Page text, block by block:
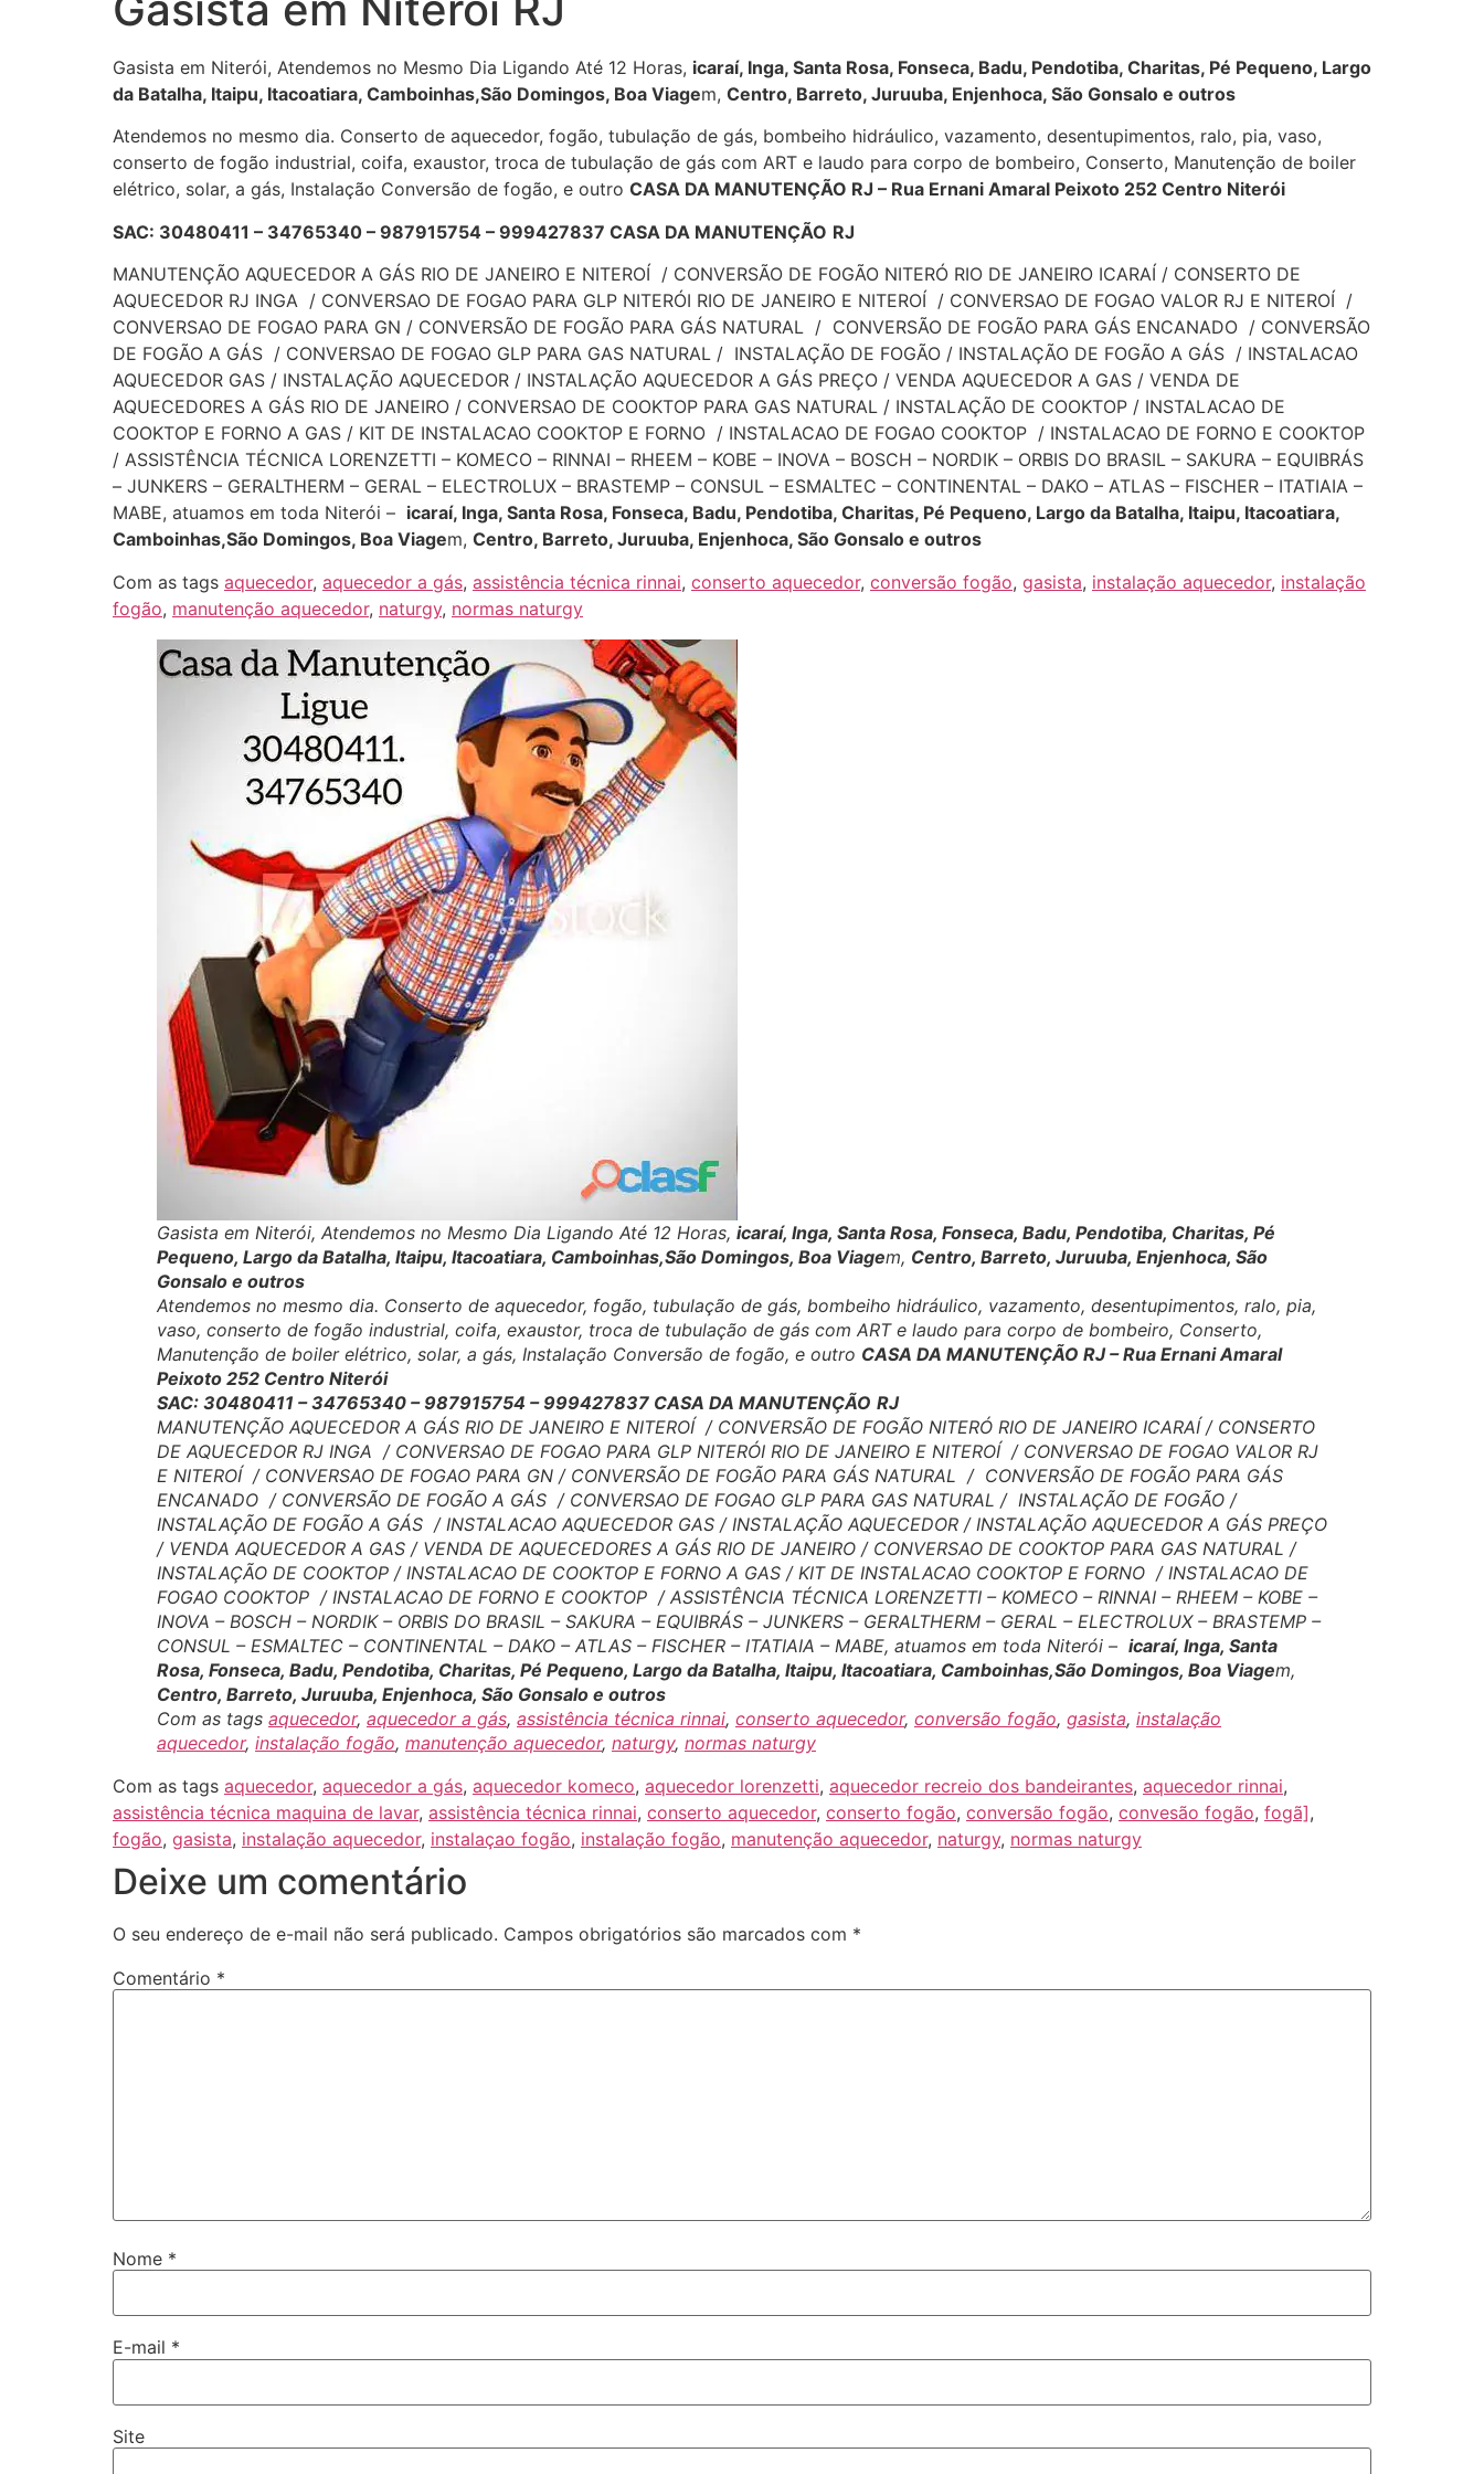
Gasista em Niterói, Atendemos no Mesmo Dia Ligando Até 12 Horas, icaraí, Inga, Santa Rosa, Fonseca, Badu, Pendotiba, Charitas, Pé Pequeno, Largo
da Batalha, Itaipu, Itacoatiara, Camboinhas,São Domingos, Boa Viagem, Centro, Barreto, Juruuba, Enjenhoca, São Gonsalo e outros
Atendemos no mesmo dia. Conserto de aquecedor, fogão, tubulação de gás, bombeiho hidráulico, vazamento, desentupimentos, ralo, pia, vaso,
conserto de fogão industrial, coifa, exaustor, troca de tubulação de gás com ART e laudo para corpo de bombeiro, Conserto, Manutenção de boiler
elétrico, solar, a gás, Instalação Conversão de fogão, e outro CASA DA MANUTENÇÃO RJ – Rua Ernani Amaral Peixoto 252 Centro Niterói
SAC: 30480411 – 34765340 – 987915754 – 999427837 CASA DA MANUTENÇÃO RJ
MANUTENÇÃO AQUECEDOR A GÁS RIO DE JANEIRO E NITEROÍ / CONVERSÃO DE FOGÃO NITERÓ RIO DE JANEIRO ICARAÍ / CONSERTO DE
AQUECEDOR RJ INGA / CONVERSAO DE FOGAO PARA GLP NITERÓI RIO DE JANEIRO E NITEROÍ / CONVERSAO DE FOGAO VALOR RJ E NITEROÍ /
CONVERSAO DE FOGAO PARA GN / CONVERSÃO DE FOGÃO PARA GÁS NATURAL / CONVERSÃO DE FOGÃO PARA GÁS ENCANADO / CONVERSÃO
DE FOGÃO A GÁS / CONVERSAO DE FOGAO GLP PARA GAS NATURAL / INSTALAÇÃO DE FOGÃO / INSTALAÇÃO DE FOGÃO A GÁS / INSTALACAO
AQUECEDOR GAS / INSTALAÇÃO AQUECEDOR / INSTALAÇÃO AQUECEDOR A GÁS PREÇO / VENDA AQUECEDOR A GAS / VENDA DE
AQUECEDORES A GÁS RIO DE JANEIRO / CONVERSAO DE COOKTOP PARA GAS NATURAL / INSTALAÇÃO DE COOKTOP / INSTALACAO DE
COOKTOP E FORNO A GAS / KIT DE INSTALACAO COOKTOP E FORNO / INSTALACAO DE FOGAO COOKTOP / INSTALACAO DE FORNO E COOKTOP
/ ASSISTÊNCIA TÉCNICA LORENZETTI – KOMECO – RINNAI – RHEEM – KOBE – INOVA – BOSCH – NORDIK – ORBIS DO BRASIL – SAKURA – EQUIBRÁS
– JUNKERS – GERALTHERM – GERAL – ELECTROLUX – BRASTEMP – CONSUL – ESMALTEC – CONTINENTAL – DAKO – ATLAS – FISCHER – ITATIAIA –
MABE, atuamos em toda Niterói – icaraí, Inga, Santa Rosa, Fonseca, Badu, Pendotiba, Charitas, Pé Pequeno, Largo da Batalha, Itaipu, Itacoatiara,
Camboinhas,São Domingos, Boa Viagem, Centro, Barreto, Juruuba, Enjenhoca, São Gonsalo e outros
Com as tags aquecedor, aquecedor a gás, assistência técnica rinnai, conserto aquecedor, conversão fogão, gasista, instalação aquecedor, instalação
fogão, manutenção aquecedor, naturgy, normas naturgy
Gasista em Niterói, Atendemos no Mesmo Dia Ligando Até 12 Horas, icaraí, Inga, Santa Rosa, Fonseca, Badu, Pendotiba, Charitas, Pé
Pequeno, Largo da Batalha, Itaipu, Itacoatiara, Camboinhas,São Domingos, Boa Viagem, Centro, Barreto, Juruuba, Enjenhoca, São
Gonsalo e outros
Atendemos no mesmo dia. Conserto de aquecedor, fogão, tubulação de gás, bombeiho hidráulico, vazamento, desentupimentos, ralo, pia,
vaso, conserto de fogão industrial, coifa, exaustor, troca de tubulação de gás com ART e laudo para corpo de bombeiro, Conserto,
Manutenção de boiler elétrico, solar, a gás, Instalação Conversão de fogão, e outro CASA DA MANUTENÇÃO RJ – Rua Ernani Amaral
Peixoto 252 Centro Niterói
SAC: 30480411 – 34765340 – 987915754 – 999427837 CASA DA MANUTENÇÃO RJ
MANUTENÇÃO AQUECEDOR A GÁS RIO DE JANEIRO E NITEROÍ / CONVERSÃO DE FOGÃO NITERÓ RIO DE JANEIRO ICARAÍ / CONSERTO
DE AQUECEDOR RJ INGA / CONVERSAO DE FOGAO PARA GLP NITERÓI RIO DE JANEIRO E NITEROÍ / CONVERSAO DE FOGAO VALOR RJ
E NITEROÍ / CONVERSAO DE FOGAO PARA GN / CONVERSÃO DE FOGÃO PARA GÁS NATURAL / CONVERSÃO DE FOGÃO PARA GÁS
ENCANADO / CONVERSÃO DE FOGÃO A GÁS / CONVERSAO DE FOGAO GLP PARA GAS NATURAL / INSTALAÇÃO DE FOGÃO /
INSTALAÇÃO DE FOGÃO A GÁS / INSTALACAO AQUECEDOR GAS / INSTALAÇÃO AQUECEDOR / INSTALAÇÃO AQUECEDOR A GÁS PREÇO
/ VENDA AQUECEDOR A GAS / VENDA DE AQUECEDORES A GÁS RIO DE JANEIRO / CONVERSAO DE COOKTOP PARA GAS NATURAL /
INSTALAÇÃO DE COOKTOP / INSTALACAO DE COOKTOP E FORNO A GAS / KIT DE INSTALACAO COOKTOP E FORNO / INSTALACAO DE
FOGAO COOKTOP / INSTALACAO DE FORNO E COOKTOP / ASSISTÊNCIA TÉCNICA LORENZETTI – KOMECO – RINNAI – RHEEM – KOBE –
INOVA – BOSCH – NORDIK – ORBIS DO BRASIL – SAKURA – EQUIBRÁS – JUNKERS – GERALTHERM – GERAL – ELECTROLUX – BRASTEMP –
CONSUL – ESMALTEC – CONTINENTAL – DAKO – ATLAS – FISCHER – ITATIAIA – MABE, atuamos em toda Niterói – icaraí, Inga, Santa
Rosa, Fonseca, Badu, Pendotiba, Charitas, Pé Pequeno, Largo da Batalha, Itaipu, Itacoatiara, Camboinhas,São Domingos, Boa Viagem,
Centro, Barreto, Juruuba, Enjenhoca, São Gonsalo e outros
Com as tags aquecedor, aquecedor a gás, assistência técnica rinnai, conserto aquecedor, conversão fogão, gasista, instalação
aquecedor, instalação fogão, manutenção aquecedor, naturgy, normas naturgy
Com as tags aquecedor, aquecedor a gás, aquecedor komeco, aquecedor lorenzetti, aquecedor recreio dos bandeirantes, aquecedor rinnai,
assistência técnica maquina de lavar, assistência técnica rinnai, conserto aquecedor, conserto fogão, conversão fogão, convesão fogão, fogã],
fogão, gasista, instalação aquecedor, instalaçao fogão, instalação fogão, manutenção aquecedor, naturgy, normas naturgy
Deixe um comentário
O seu endereço de e-mail não será publicado. Campos obrigatórios são marcados com *
Comentário *
Nome *
E-mail *
Site